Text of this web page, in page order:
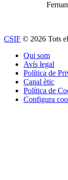
CSIF © 2026 Tots
Qui som
Avís legal
Política de
Canal ètic
Política de
Configura